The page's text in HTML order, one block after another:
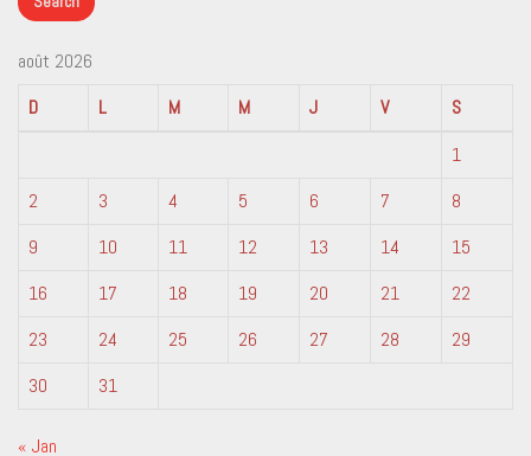
août 2026
D
L M M J V
S
1
2
3 4 5 6 7
8
9
10 11 12 13 14
15
16
17 18 19 20 21
22
23
24 25 26 27 28
29
30
31
« Jan